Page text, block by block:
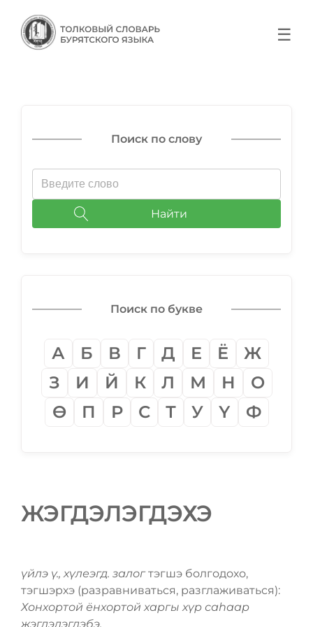
☰
Поиск по слову
Найти
Поиск по букве
А Б В Г Д Е Ё
Ж
З
И Й К Л М Н
О
Ѳ
П Р С Т У Ү Ф
ЖЭГДЭЛЭГДЭХЭ
үйлэ ү., хүлеэгд. залогтэгшэ болгодохо,
тэгшэрхэ (разравниваться, разглаживаться):
Хонхортой ёнхортой харгы хүр саһаар
жэгдэлэгдэбэ.